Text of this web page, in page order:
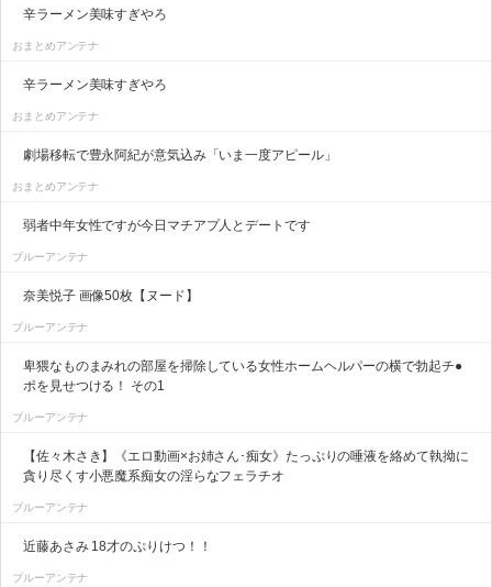
辛ラーメン美味すぎやろ
おまとめアンテナ
辛ラーメン美味すぎやろ
おまとめアンテナ
劇場移転で豊永阿紀が意気込み「いま一度アピール」
おまとめアンテナ
弱者中年女性ですが今日マチアプ人とデートです
ブルーアンテナ
奈美悦子 画像50枚【ヌード】
ブルーアンテナ
卑猥なものまみれの部屋を掃除している女性ホームヘルパーの横で勃起チ●
ポを見せつける！ その1
ブルーアンテナ
【佐々木さき】《エロ動画×お姉さん･痴女》たっぷりの唾液を絡めて執拗に
貪り尽くす小悪魔系痴女の淫らなフェラチオ
ブルーアンテナ
近藤あさみ 18才のぷりけつ！！
ブルーアンテナ